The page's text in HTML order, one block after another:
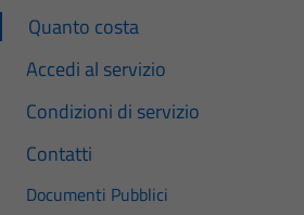
Quanto costa
Accedi al servizio
Condizioni di servizio
Contatti
Documenti Pubblici